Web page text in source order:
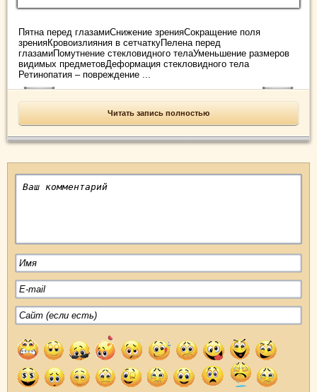
Пятна перед глазамиСнижение зренияСокращение поля
зренияКровоизлияния в сетчаткуПелена перед
глазамиПомутнение стекловидного телаУменьшение размеров
видимых предметовДеформация стекловидного тела
Ретинопатия – повреждение ...
Читать запись полностью